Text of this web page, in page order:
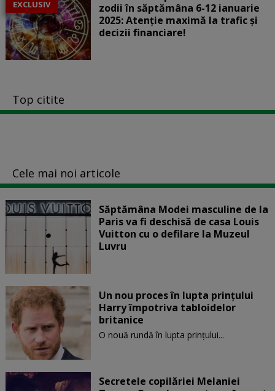
EXCLUSIV
zodii în săptămâna 6-12 ianuarie
2025: Atenție maximă la trafic și
decizii financiare!
Top citite
Cele mai noi articole
Săptămâna Modei masculine de la
Paris va fi deschisă de casa Louis
Vuitton cu o defilare la Muzeul
Luvru
Un nou proces în lupta prinţului
Harry împotriva tabloidelor
britanice
O nouă rundă în lupta prinţului...
Secretele copilăriei Melaniei